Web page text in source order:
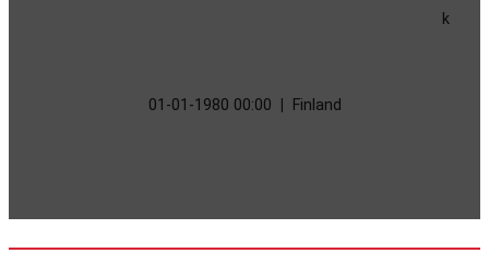
01-01-1980 00:00 Finland